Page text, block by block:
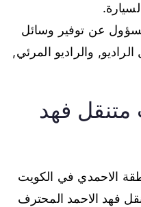
عن توفير وسائل
والراديو المرئي,
متنقل فهد
الاحمدي في الكويت
فهد الاحمد المحترف